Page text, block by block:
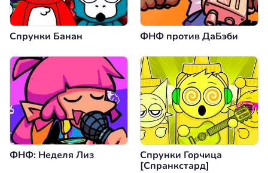
Спрунки Банан ФНФ против ДаБэби
ФНФ: Неделя Лиз
Спрунки Горчица
[Спранкстард]